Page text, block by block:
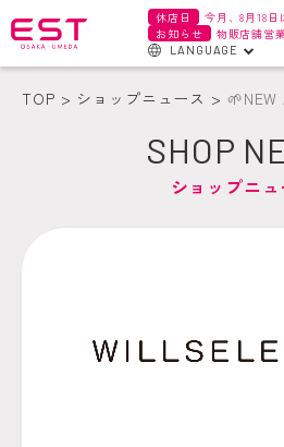
休店日
今月、8月18日
お知らせ
物販店舗営
LANGUAGE
簡体字
繁体字
TOP ショップニュース
SHOP
ショップニ